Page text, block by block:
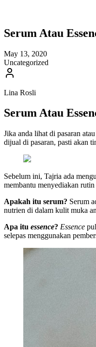
Serum Atau
May 13, 2020
Uncategorized
Lina Rosli
Serum Atau
Jika anda lihat di pasaran atau
dijual di pasaran, pasti akan
Sebelum ini, Tajria ada
membantu menyediakan
Apakah itu serum? Serum
nutrien di dalam kulit muka
Apa itu essence? Essence
selepas menggunakan